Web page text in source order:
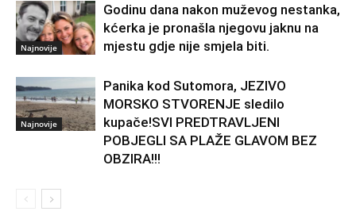
Najnovije
Godinu dana nakon muževog nestanka,
kćerka je pronašla njegovu jaknu na
mjestu gdje nije smjela biti.
Najnovije
Panika kod Sutomora, JEZIVO
MORSKO STVORENJE sledilo
kupače!SVI PREDTRAVLJENI
POBJEGLI SA PLAŽE GLAVOM BEZ
OBZIRA!!!